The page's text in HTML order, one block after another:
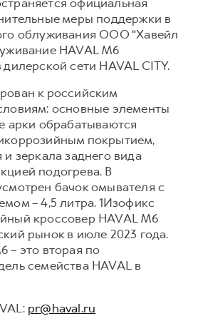
меры поддержки в
облуживания ООО “Хавейл
HAVAL M6
сети HAVAL CITY.
к российским
основные элементы
арки обрабатываются
покрытием,
зеркала заднего вида
подогрева. В
бачок омывателя с
– 4,5 литра. 1Изофикс
кроссовер HAVAL M6
рынок в июле 2023 года.
– это вторая по
семейства HAVAL в
pr@haval.ru